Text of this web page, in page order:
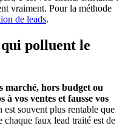
vraiment. Pour la méthode
de leads.
polluent le
marché, hors budget ou
vos ventes et fausse vos
souvent plus rentable que
chaque faux lead traité est de